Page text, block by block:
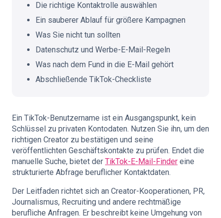
Die richtige Kontaktrolle auswählen
Ein sauberer Ablauf für größere Kampagnen
Was Sie nicht tun sollten
Datenschutz und Werbe-E-Mail-Regeln
Was nach dem Fund in die E-Mail gehört
Abschließende TikTok-Checkliste
Ein TikTok-Benutzername ist ein Ausgangspunkt, kein
Schlüssel zu privaten Kontodaten. Nutzen Sie ihn, um den
richtigen Creator zu bestätigen und seine
veröffentlichten Geschäftskontakte zu prüfen. Endet die
manuelle Suche, bietet der TikTok-E-Mail-Finder eine
strukturierte Abfrage beruflicher Kontaktdaten.
Der Leitfaden richtet sich an Creator-Kooperationen, PR,
Journalismus, Recruiting und andere rechtmäßige
berufliche Anfragen. Er beschreibt keine Umgehung von